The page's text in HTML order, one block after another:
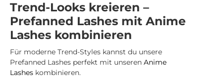
Trend-Looks kreieren –
Prefanned Lashes mit Anime
Lashes kombinieren
Für moderne Trend-Styles kannst du unsere
Prefanned Lashes perfekt mit unseren Anime
Lashes kombinieren.